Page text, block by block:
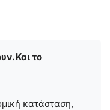
Και το
κατάσταση,